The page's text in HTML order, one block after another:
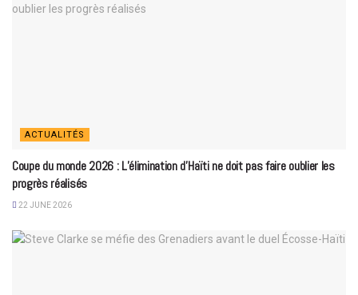
ACTUALITÉS
Coupe du monde 2026 : L’élimination d’Haïti ne doit pas faire oublier les
progrès réalisés
22 JUNE 2026